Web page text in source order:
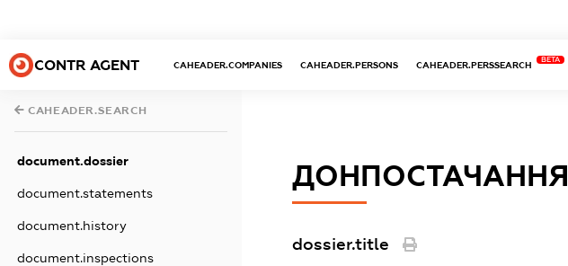
CONTR AGENT CAHEADER.COMPANIES CAHEADER.PERSONS CAHEADER.PERSSEARCH
BETA
CAHEADER.SEARCH
document.dossier
document.statements
document.history
document.inspections
ДОНПОСТАЧАННЯ
dossier.title